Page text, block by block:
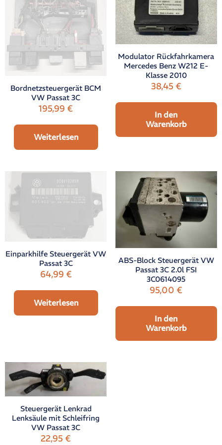
Bordnetzsteuergerät BCM
VW Passat 3C
195,99€
Weiterlesen
Modulator Rückfahrkamera
Mercedes Benz W212 E-
Klasse 2010
38,45 €
In den
Warenkorb
Einparkhilfe Steuergerät VW
Passat 3C
64,99 €
Weiterlesen
ABS-Block Steuergerät VW
Passat 3C 2.0l FSI
3C0614095
95,00€
In den
Warenkorb
Steuergerät Lenkrad
Lenksäule mit Schleifring
VW Passat 3C
22,95€